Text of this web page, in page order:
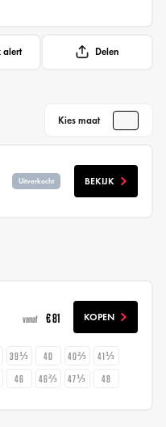
alert Delen
Kies maat
Uitverkocht BEKIJK
vanaf € 81 KOPEN
39⅓ 40 40⅔
41⅓
46 46⅔ 47⅓ 48